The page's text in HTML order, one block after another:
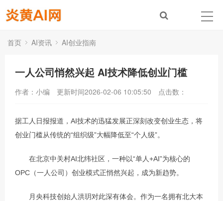
首页 AI资讯 AI创业指南
一人公司悄然兴起 AI技术降低创业门槛
作者：小编 更新时间2026-02-06 10:05:50 点击数：
据工人日报报道，AI技术的迅猛发展正深刻改变创业生态，将
创业门槛从传统的“组织级”大幅降低至“个人级”。
在北京中关村AI北纬社区，一种以“单人+AI”为核心的
OPC（一人公司）创业模式正悄然兴起，成为新趋势。
月央科技创始人洪玥对此深有体会。作为一名拥有北大本